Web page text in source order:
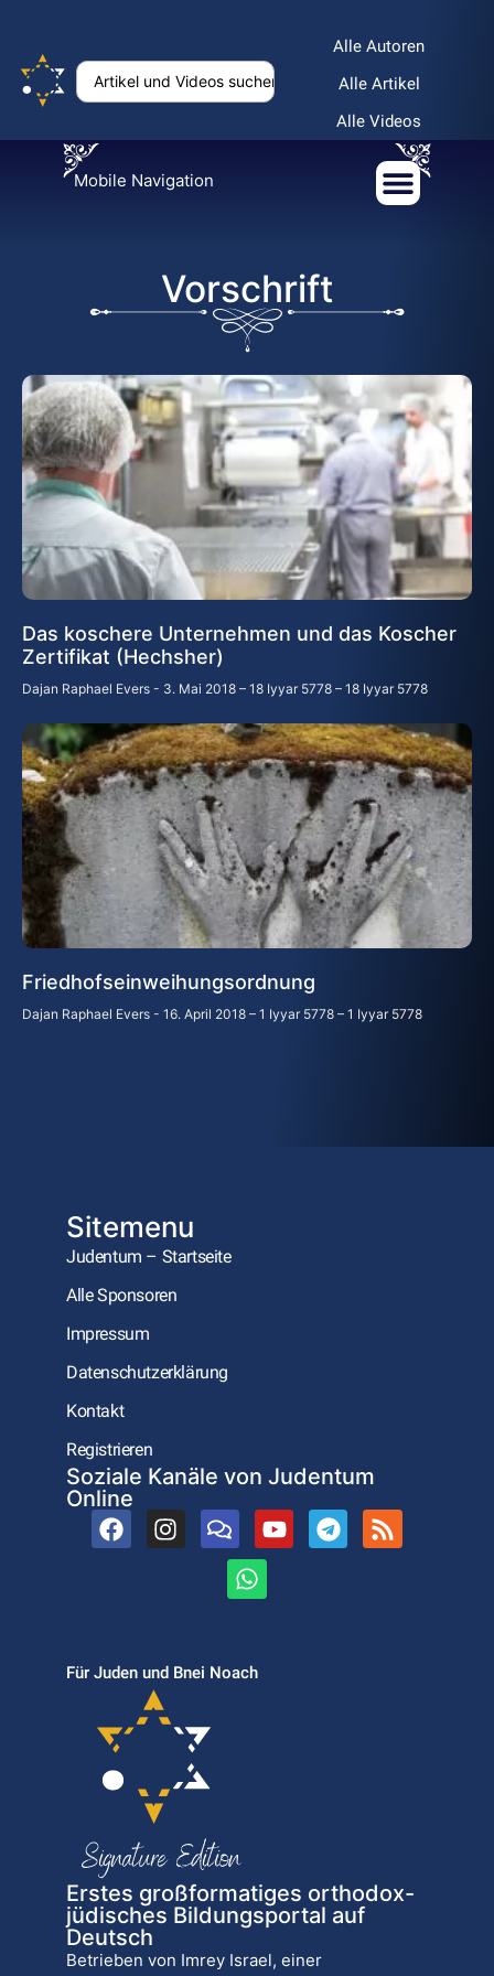
Alle Autoren
Alle Artikel
Alle Videos
Mobile Navigation
Vorschrift
Das koschere Unternehmen und das Koscher
Zertifikat (Hechsher)
Dajan Raphael Evers 3. Mai 2018 – 18 Iyyar 5778 – 18 Iyyar 5778
Friedhofseinweihungsordnung
Dajan Raphael Evers 16. April 2018 – 1 Iyyar 5778 – 1 Iyyar 5778
Sitemenu
Judentum – Startseite
Alle Sponsoren
Impressum
Datenschutzerklärung
Kontakt
Registrieren
Soziale Kanäle von Judentum
Online
Für Juden und Bnei Noach
Erstes großformatiges orthodox-
jüdisches Bildungsportal auf
Deutsch
Betrieben von Imrey Israel, einer